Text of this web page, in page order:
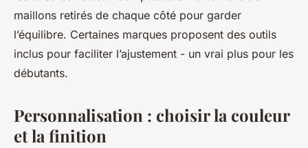
maillons retirés de chaque côté pour garder
l’équilibre. Certaines marques proposent des outils
inclus pour faciliter l’ajustement - un vrai plus pour les
débutants.
Personnalisation : choisir la couleur
et la finition